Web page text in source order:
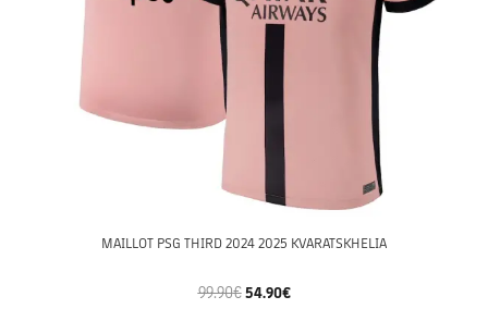
MAILLOT PSG THIRD 2024 2025 KVARATSKHELIA
99.90€ 54.90€